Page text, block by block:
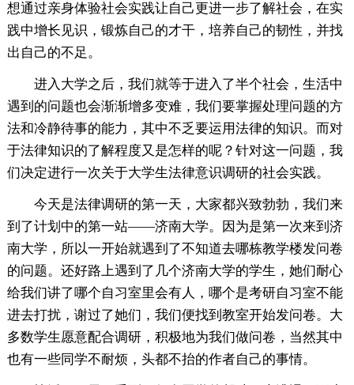
想通过亲身体验社会实践让自己更进一步了解社会，在实
践中增长见识，锻炼自己的才干，培养自己的韧性，并找
出自己的不足。
进入大学之后，我们就等于进入了半个社会，生活中
遇到的问题也会渐渐增多变难，我们要掌握处理问题的方
法和冷静待事的能力，其中不乏要运用法律的知识。而对
于法律知识的了解程度又是怎样的呢？针对这一问题，我
们决定进行一次关于大学生法律意识调研的社会实践。
今天是法律调研的第一天，大家都兴致勃勃，我们来
到了计划中的第一站——济南大学。因为是第一次来到济
南大学，所以一开始就遇到了不知道去哪栋教学楼发问卷
的问题。还好路上遇到了几个济南大学的学生，她们耐心
给我们讲了哪个自习室里会有人，哪个是考研自习室不能
进去打扰，谢过了她们，我们便找到教室开始发问卷。大
多数学生愿意配合调研，积极地为我们做问卷，当然其中
也有一些同学不耐烦，头都不抬的作者自己的事情。